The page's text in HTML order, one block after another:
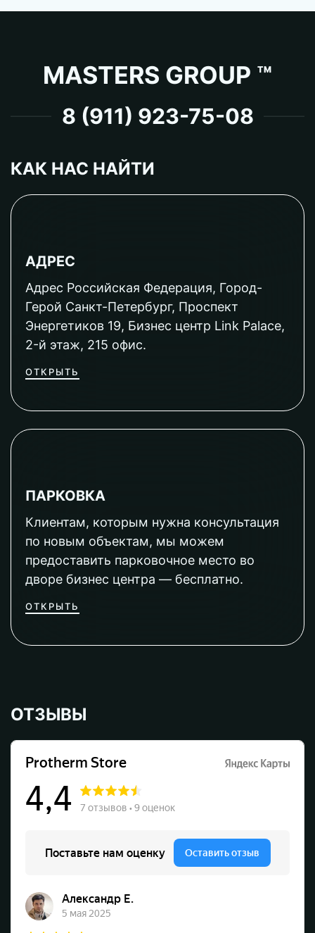
MASTERS GROUP ™
8 (911) 923-75-08
КАК НАС НАЙТИ
АДРЕС
Адрес Российская Федерация, Город-
Герой Санкт-Петербург, Проспект
Энергетиков 19, Бизнес центр Link Palace,
2-й этаж, 215 офис.
ОТКРЫТЬ
ПАРКОВКА
Клиентам, которым нужна консультация
по новым объектам, мы можем
предоставить парковочное место во
дворе бизнес центра — бесплатно.
ОТКРЫТЬ
ОТЗЫВЫ